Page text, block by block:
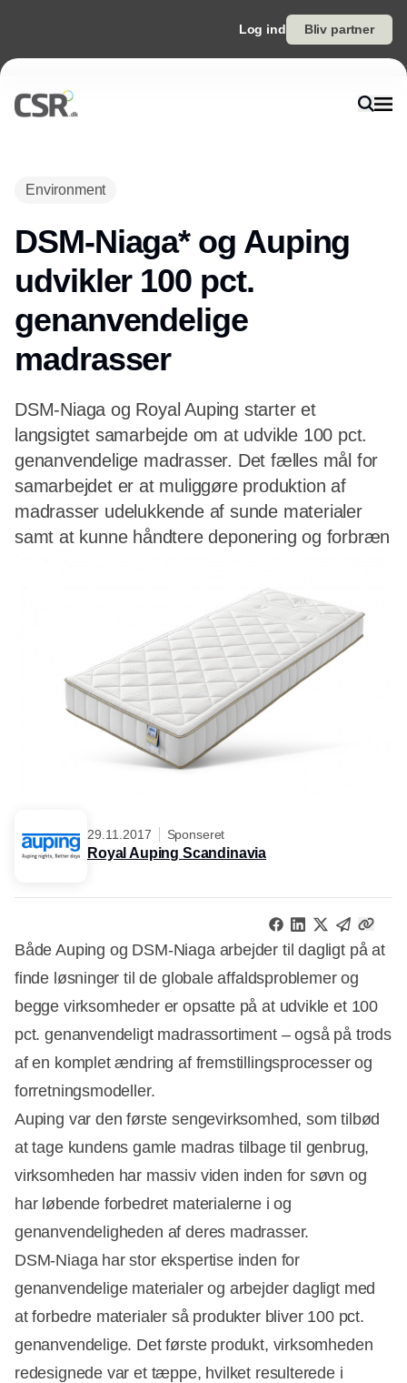
Log ind Bliv partner
Environment
DSM-Niaga* og Auping
udvikler 100 pct.
genanvendelige
madrasser
DSM-Niaga og Royal Auping starter et
langsigtet samarbejde om at udvikle 100 pct.
genanvendelige madrasser. Det fælles mål for
samarbejdet er at muliggøre produktion af
madrasser udelukkende af sunde materialer
samt at kunne håndtere deponering og forbræn
29.11.2017 Sponseret
Royal Auping Scandinavia
Både Auping og DSM-Niaga arbejder til dagligt på at
finde løsninger til de globale affaldsproblemer og
begge virksomheder er opsatte på at udvikle et 100
pct. genanvendeligt madrassortiment – også på trods
af en komplet ændring af fremstillingsprocesser og
forretningsmodeller.
Auping var den første sengevirksomhed, som tilbød
at tage kundens gamle madras tilbage til genbrug,
virksomheden har massiv viden inden for søvn og
har løbende forbedret materialerne i og
genanvendeligheden af deres madrasser.
DSM-Niaga har stor ekspertise inden for
genanvendelige materialer og arbejder dagligt med
at forbedre materialer så produkter bliver 100 pct.
genanvendelige. Det første produkt, virksomheden
redesignede var et tæppe, hvilket resulterede i